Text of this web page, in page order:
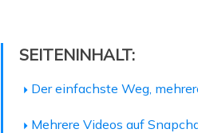
SEITENINHALT:
Der einfachste Weg,
Mehrere Videos auf